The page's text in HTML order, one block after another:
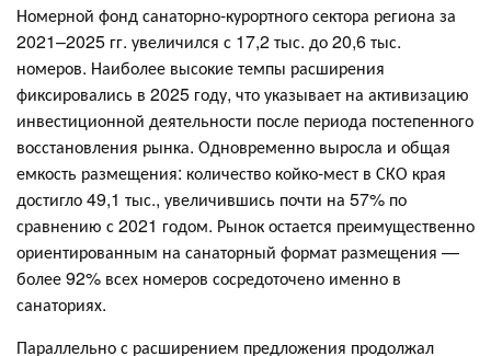
Номерной фонд санаторно-курортного сектора региона за
2021–2025 гг. увеличился с 17,2 тыс. до 20,6 тыс.
номеров. Наиболее высокие темпы расширения
фиксировались в 2025 году, что указывает на активизацию
инвестиционной деятельности после периода постепенного
восстановления рынка. Одновременно выросла и общая
емкость размещения: количество койко-мест в СКО края
достигло 49,1 тыс., увеличившись почти на 57% по
сравнению с 2021 годом. Рынок остается преимущественно
ориентированным на санаторный формат размещения —
более 92% всех номеров сосредоточено именно в
санаториях.
Параллельно с расширением предложения продолжал